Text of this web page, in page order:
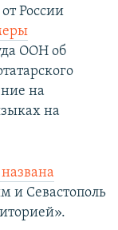
России
ООН об
на
на
и Севастополь